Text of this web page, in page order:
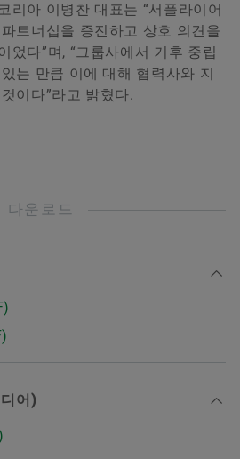
리아 이병찬 대표는 “서플라이어
트너십을 증진하고 상호 의견을
었다”며, “그룹사에서 기후 중립
는 만큼 이에 대해 협력사와 지
이다”라고 밝혔다.
다운로드
어)